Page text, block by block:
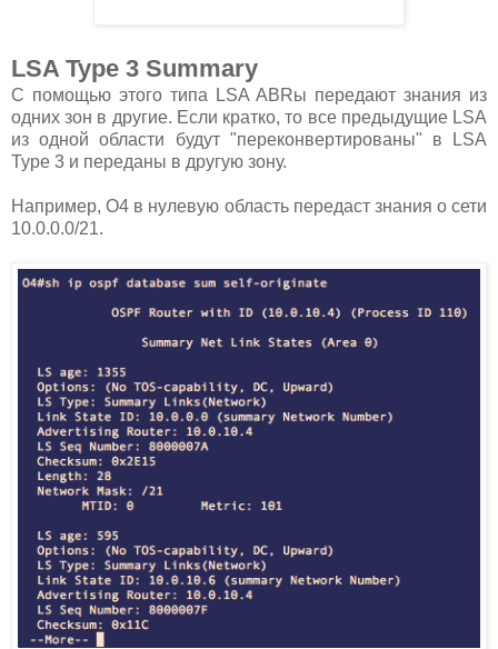
LSA Type 3 Summary
С помощью этого типа LSA ABRы передают знания из
одних зон в другие. Если кратко, то все предыдущие LSA
из одной области будут "переконвертированы" в LSA
Type 3 и переданы в другую зону.
Например, О4 в нулевую область передаст знания о сети
10.0.0.0/21.